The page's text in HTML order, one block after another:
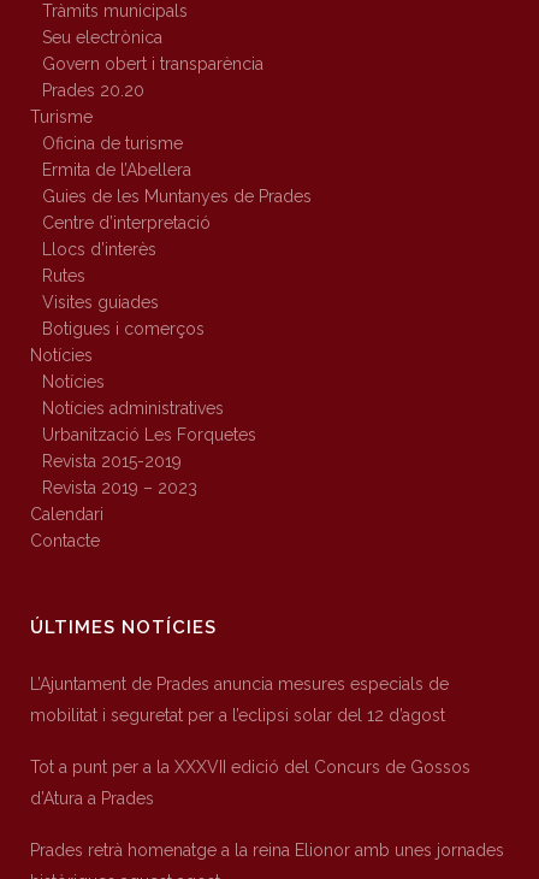
Tràmits municipals
Seu electrònica
Govern obert i transparència
Prades 20.20
Turisme
Oficina de turisme
Ermita de l’Abellera
Guies de les Muntanyes de Prades
Centre d’interpretació
Llocs d’interès
Rutes
Visites guiades
Botigues i comerços
Notícies
Notícies
Notícies administratives
Urbanització Les Forquetes
Revista 2015-2019
Revista 2019 – 2023
Calendari
Contacte
ÚLTIMES NOTÍCIES
L’Ajuntament de Prades anuncia mesures especials de
mobilitat i seguretat per a l’eclipsi solar del 12 d’agost
Tot a punt per a la XXXVII edició del Concurs de Gossos
d’Atura a Prades
Prades retrà homenatge a la reina Elionor amb unes jornades